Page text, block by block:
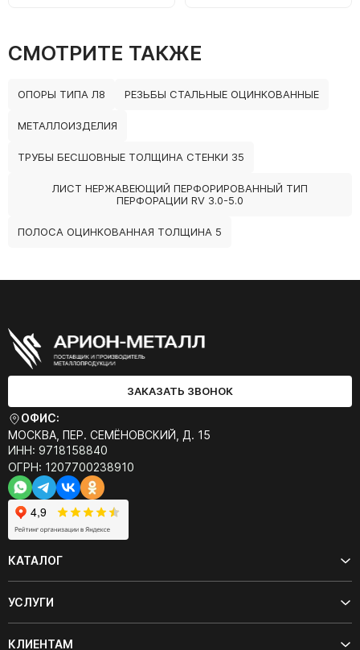
СМОТРИТЕ ТАКЖЕ
ОПОРЫ ТИПА Л8 РЕЗЬБЫ СТАЛЬНЫЕ ОЦИНКОВАННЫЕ
МЕТАЛЛОИЗДЕЛИЯ
ТРУБЫ БЕСШОВНЫЕ ТОЛЩИНА СТЕНКИ 35
ЛИСТ НЕРЖАВЕЮЩИЙ ПЕРФОРИРОВАННЫЙ ТИП
ПЕРФОРАЦИИ RV 3.0-5.0
ПОЛОСА ОЦИНКОВАННАЯ ТОЛЩИНА 5
ЗАКАЗАТЬ ЗВОНОК
ОФИС:
МОСКВА, ПЕР. СЕМЁНОВСКИЙ, Д. 15
ИНН: 9718158840
ОГРН: 1207700238910
КАТАЛОГ
УСЛУГИ
КЛИЕНТАМ